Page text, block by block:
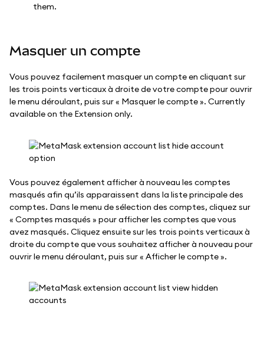
them.
Masquer un compte
Vous pouvez facilement masquer un compte en cliquant sur
les trois points verticaux à droite de votre compte pour ouvrir
le menu déroulant, puis sur « Masquer le compte ». Currently
available on the Extension only.
Vous pouvez également afficher à nouveau les comptes
masqués afin qu’ils apparaissent dans la liste principale des
comptes. Dans le menu de sélection des comptes, cliquez sur
« Comptes masqués » pour afficher les comptes que vous
avez masqués. Cliquez ensuite sur les trois points verticaux à
droite du compte que vous souhaitez afficher à nouveau pour
ouvrir le menu déroulant, puis sur « Afficher le compte ».